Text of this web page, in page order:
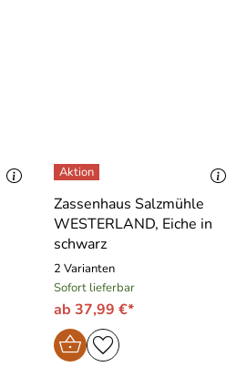
Zassenhaus Salzmühle
WESTERLAND, Eiche in
schwarz
2 Varianten
Sofort lieferbar
ab 37,99 €*